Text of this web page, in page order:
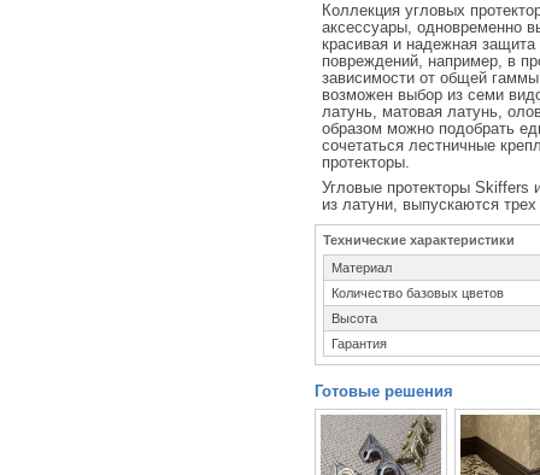
Коллекция угловых
аксессуары, одновременно
красивая и надежная
повреждений, например, в
зависимости от общей
возможен выбор из семи
латунь, матовая латунь,
образом можно подобрать
сочетаться лестничные
протекторы.
Угловые протекторы Skiffers
из латуни, выпускаются
Технические характеристики
Материал
Количество базовых цветов
Высота
Гарантия
Готовые решения